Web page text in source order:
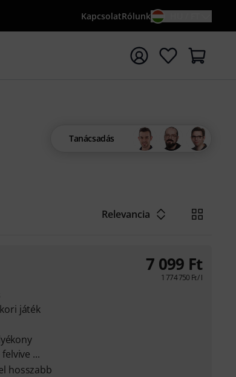
KapcsolatRólunk
{searchTerm} keresőszóval
Tanácsadás
Relevancia
játék
...
hosszabb
7 099 Ft
1 774 750 Ft/ l